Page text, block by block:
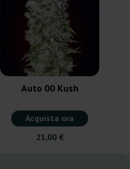
Auto 00 Kush
Acquista ora
21,00 €